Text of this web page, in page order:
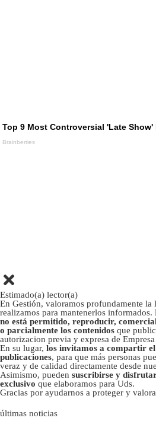
Estimado(a) lector(a)
En Gestión, valoramos profundamente la
realizamos para mantenerlos informados.
no está permitido, reproducir,
o parcialmente los contenidos que
autorizacion previa y expresa de
En su lugar, los invitamos a compartir el
publicaciones, para que más personas
veraz y de calidad directamente desde
Asimismo, pueden suscribirse y
exclusivo que elaboramos para Uds.
Gracias por ayudarnos a proteger y
últimas noticias